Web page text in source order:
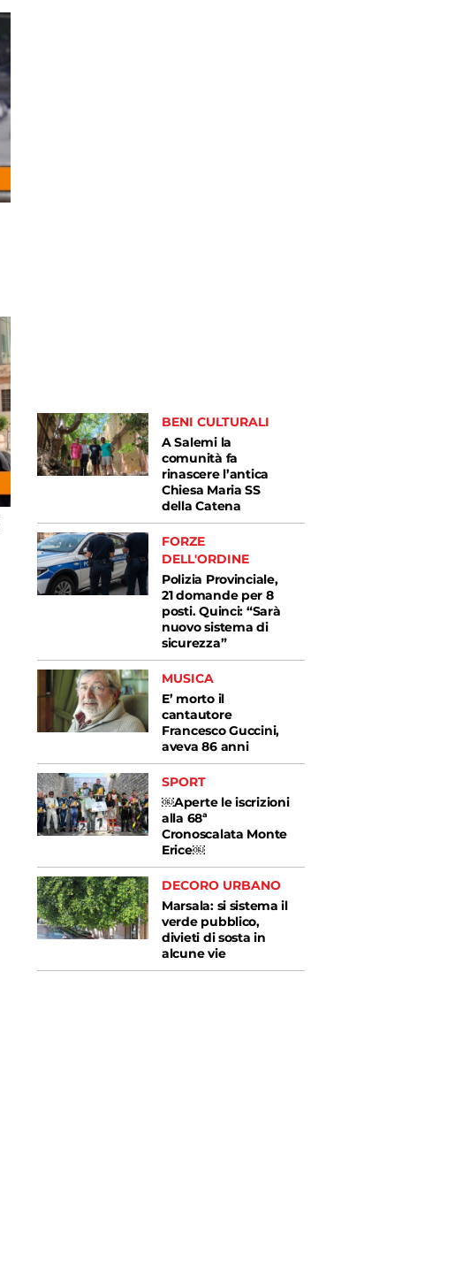
BENI CULTURALI
A Salemi la
comunità fa
rinascere l’antica
Chiesa Maria SS
della Catena
FORZE
DELL'ORDINE
Polizia Provinciale,
21 domande per 8
posti. Quinci: “Sarà
nuovo sistema di
sicurezza”
MUSICA
E’ morto il
cantautore
Francesco Guccini,
aveva 86 anni
SPORT
￼Aperte le iscrizioni
alla 68ª
Cronoscalata Monte
Erice￼
DECORO URBANO
Marsala: si sistema il
verde pubblico,
divieti di sosta in
alcune vie